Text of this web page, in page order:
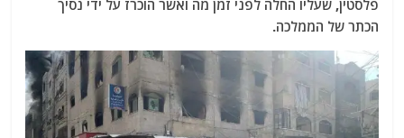
פלסטין, שעליו החלה לפני זמן מה ואשר הוכרז על ידי נסיך
הכתר של הממלכה.